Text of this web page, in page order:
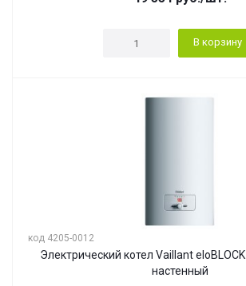
В корзину
код 4205-0012
Электрический котел Vaillant
настенный